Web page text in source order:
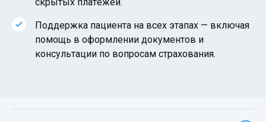
Поддержка пациента на всех этапах — включая
помощь в оформлении документов и
консультации по вопросам страхования.